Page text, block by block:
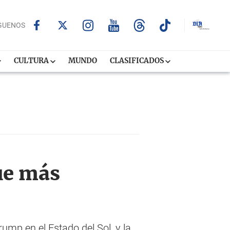
CULTURA MUNDO CLASIFICADOS
más